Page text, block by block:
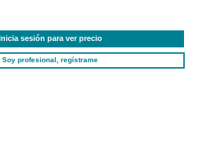
Inicia sesión para ver precio
Soy profesional, regístrame